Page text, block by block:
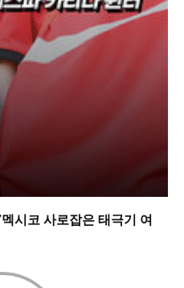
시코 사로잡은 태극기 여